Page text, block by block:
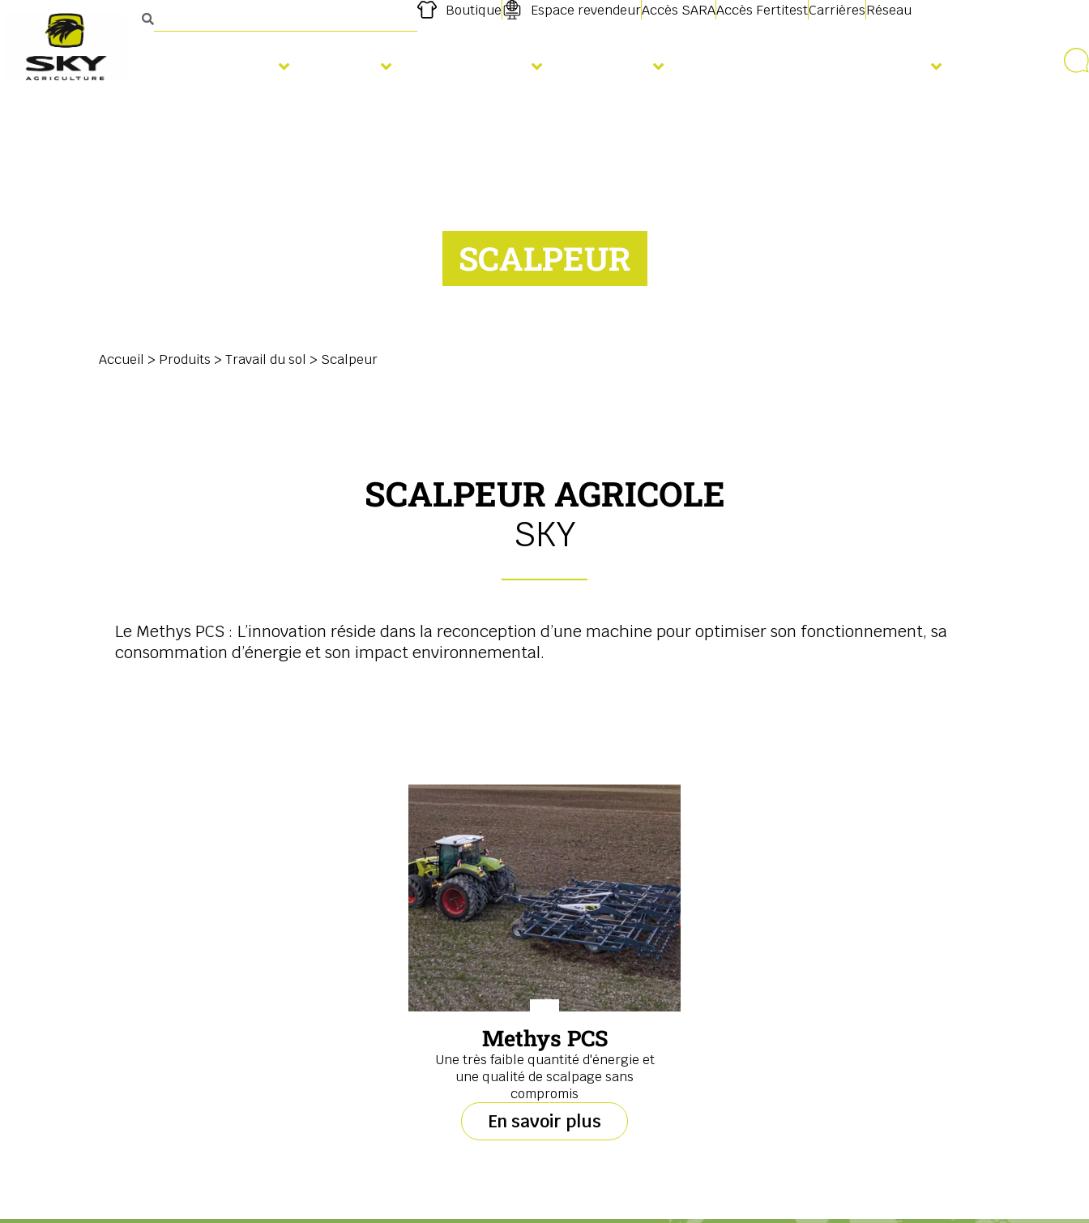
Boutique Espace revendeurAccès SARAAccès FertitestCarrièresRéseau
SCALPEUR
Accueil > Produits > Travail du sol > Scalpeur
SCALPEUR AGRICOLE
SKY
Le Methys PCS : L’innovation réside dans la reconception d’une machine pour optimiser son fonctionnement, sa
consommation d’énergie et son impact environnemental.
Methys PCS
Une très faible quantité d'énergie et
une qualité de scalpage sans
compromis
En savoir plus